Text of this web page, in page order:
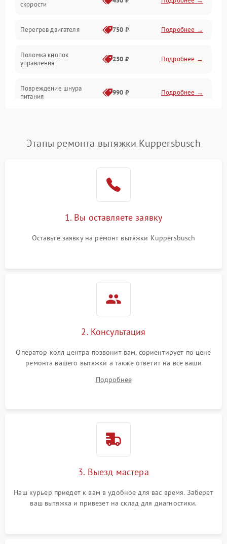
скорости
Перегрев двигателя 750 ₽ Подробнее →
Поломка кнопок
управления
250 ₽ Подробнее →
Повреждение шнура
питания
990 ₽ Подробнее →
1000 ₽
Этапы ремонта вытяжки Kuppersbusch
1. Вы оставляете заявку
Оставьте заявку на ремонт вытяжки Kuppersbusch
2. Консультация
Оператор колл центра позвонит вам, сориентирует по цене
ремонта вашего вытяжки а также ответит на все ваши
Подробнее
3. Выезд мастера
Наш курьер приедет к вам в удобное для вас время. Заберет
ваш вытяжка и привезет на склад для диагностики.